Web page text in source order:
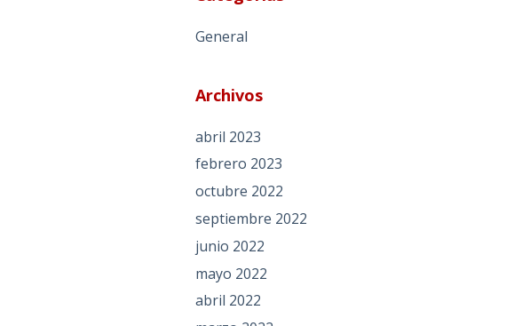
General
Archivos
abril 2023
febrero 2023
octubre 2022
septiembre 2022
junio 2022
mayo 2022
abril 2022